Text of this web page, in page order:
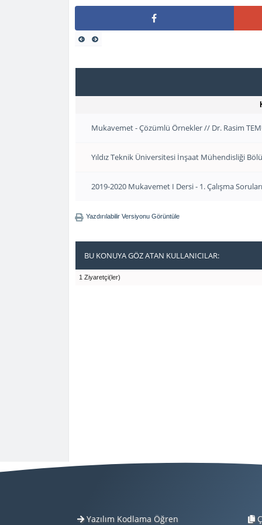
Mukavemet - Çözümlü Örnekler // Dr. Rasim
Yıldız Teknik Üniversitesi İnşaat Mühendisliği
2019-2020 Mukavemet I Dersi - 1. Çalışma
Yazdırılabilir Versiyonu Görüntüle
BU KONUYA GÖZ ATAN KULLANICILAR:
1 Ziyaretçi(ler)
Yazılım Kodlama Öğren